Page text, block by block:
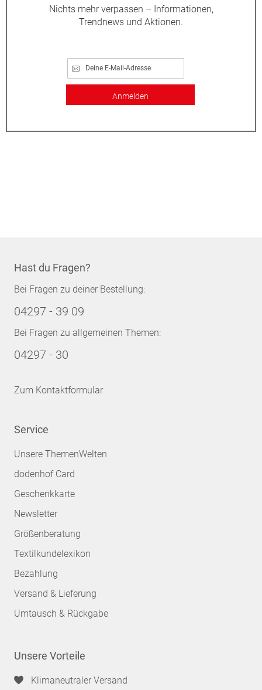
Nichts mehr verpassen – Informationen,
Trendnews und Aktionen.
Anmelden
Hast du Fragen?
Bei Fragen zu deiner Bestellung:
04297 - 39 09
Bei Fragen zu allgemeinen Themen:
04297 - 30
Zum Kontaktformular
Service
Unsere ThemenWelten
dodenhof Card
Geschenkkarte
Newsletter
Größenberatung
Textilkundelexikon
Bezahlung
Versand & Lieferung
Umtausch & Rückgabe
Unsere Vorteile
Klimaneutraler Versand